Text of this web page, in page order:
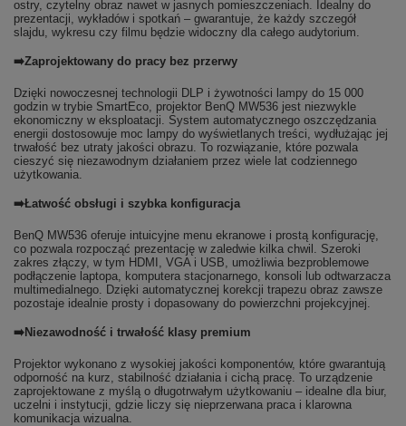
ostry, czytelny obraz nawet w jasnych pomieszczeniach. Idealny do
prezentacji, wykładów i spotkań – gwarantuje, że każdy szczegół
slajdu, wykresu czy filmu będzie widoczny dla całego audytorium.
➡️Zaprojektowany do pracy bez przerwy
Dzięki nowoczesnej technologii DLP i żywotności lampy do 15 000
godzin w trybie SmartEco, projektor BenQ MW536 jest niezwykle
ekonomiczny w eksploatacji. System automatycznego oszczędzania
energii dostosowuje moc lampy do wyświetlanych treści, wydłużając jej
trwałość bez utraty jakości obrazu. To rozwiązanie, które pozwala
cieszyć się niezawodnym działaniem przez wiele lat codziennego
użytkowania.
➡️Łatwość obsługi i szybka konfiguracja
BenQ MW536 oferuje intuicyjne menu ekranowe i prostą konfigurację,
co pozwala rozpocząć prezentację w zaledwie kilka chwil. Szeroki
zakres złączy, w tym HDMI, VGA i USB, umożliwia bezproblemowe
podłączenie laptopa, komputera stacjonarnego, konsoli lub odtwarzacza
multimedialnego. Dzięki automatycznej korekcji trapezu obraz zawsze
pozostaje idealnie prosty i dopasowany do powierzchni projekcyjnej.
➡️Niezawodność i trwałość klasy premium
Projektor wykonano z wysokiej jakości komponentów, które gwarantują
odporność na kurz, stabilność działania i cichą pracę. To urządzenie
zaprojektowane z myślą o długotrwałym użytkowaniu – idealne dla biur,
uczelni i instytucji, gdzie liczy się nieprzerwana praca i klarowna
komunikacja wizualna.